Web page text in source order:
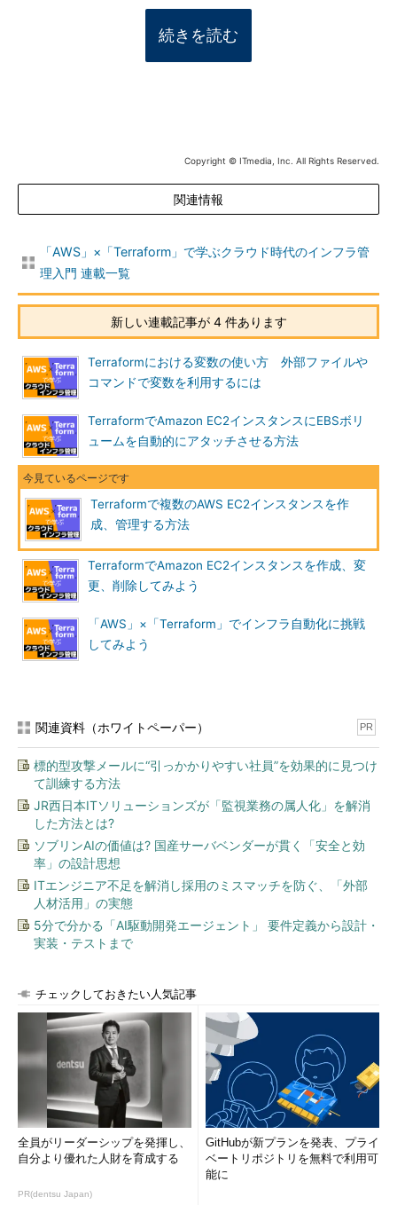
続きを読む
Copyright © ITmedia, Inc. All Rights Reserved.
関連情報
「AWS」×「Terraform」で学ぶクラウド時代のインフラ管
理入門 連載一覧
新しい連載記事が 4 件あります
Terraformにおける変数の使い方 外部ファイルや
コマンドで変数を利用するには
TerraformでAmazon EC2インスタンスにEBSボリ
ュームを自動的にアタッチさせる方法
Terraformで複数のAWS EC2インスタンスを作
成、管理する方法
TerraformでAmazon EC2インスタンスを作成、変
更、削除してみよう
「AWS」×「Terraform」でインフラ自動化に挑戦
してみよう
関連資料（ホワイトペーパー） PR
標的型攻撃メールに“引っかかりやすい社員”を効果的に見つけ
て訓練する方法
JR西日本ITソリューションズが「監視業務の属人化」を解消
した方法とは?
ソブリンAIの価値は? 国産サーバベンダーが貫く「安全と効
率」の設計思想
ITエンジニア不足を解消し採用のミスマッチを防ぐ、「外部
人材活用」の実態
5分で分かる「AI駆動開発エージェント」 要件定義から設計・
実装・テストまで
チェックしておきたい人気記事
全員がリーダーシップを発揮し、
自分より優れた人財を育成する
PR(dentsu Japan)
GitHubが新プランを発表、プライ
ベートリポジトリを無料で利用可
能に